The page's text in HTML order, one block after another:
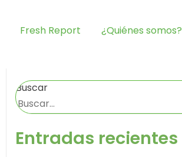
Fresh Report ¿Quiénes somos?
Buscar
Entradas recientes